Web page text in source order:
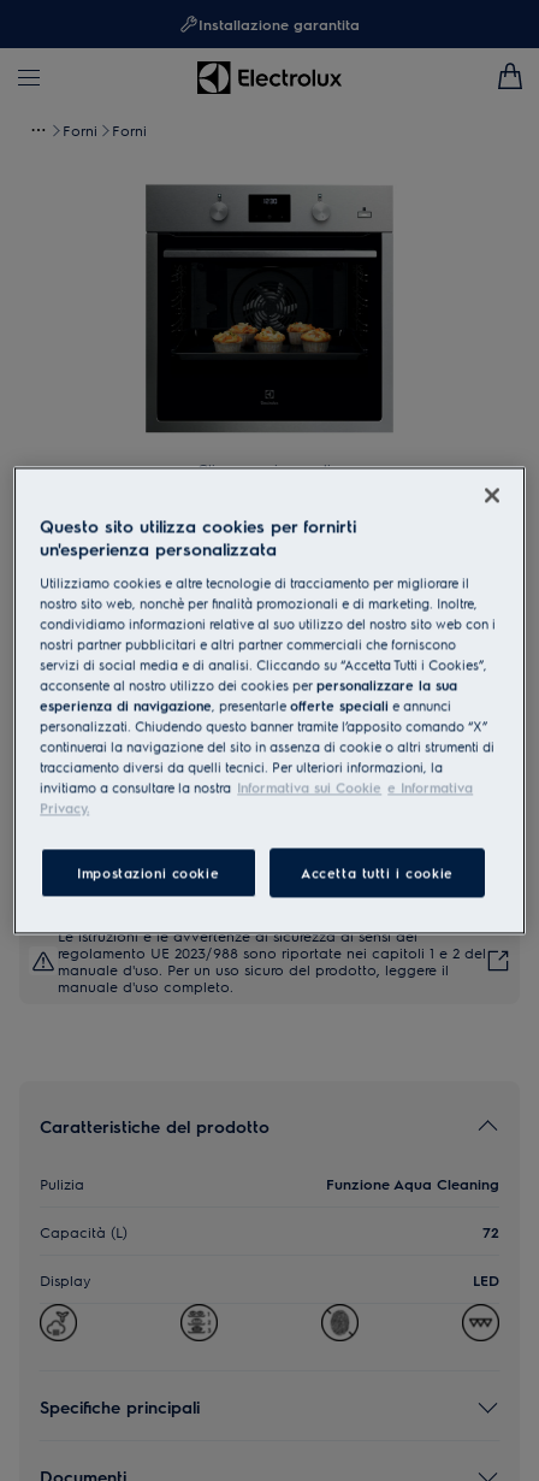
Installazione garantita
Forni Forni
Clicca per ingrandire
KODGS20TX
Forno Multifunzione Serie 500
SurroundCook con SteamBake
4.2 (525)
Documentazione tecnica
Vantaggi
Migliora la cottura con il forno SurroundCook® Serie 500 con
SteamBake
Il forno SteamBake utilizza il vapore per dare ai panificati una crosta
gustosa
Impostazioni precise con il nostro display timer a LED
Le istruzioni e le avvertenze di sicurezza ai sensi del
regolamento UE 2023/988 sono riportate nei capitoli 1 e 2 del
manuale d'uso. Per un uso sicuro del prodotto, leggere il
manuale d'uso completo.
Caratteristiche del prodotto
Pulizia Funzione Aqua Cleaning
Capacità (L) 72
Display LED
Specifiche principali
Documenti
Questo sito utilizza cookies per fornirti
un'esperienza personalizzata
Utilizziamo cookies e altre tecnologie di tracciamento per migliorare il
nostro sito web, nonchè per finalità promozionali e di marketing. Inoltre,
condividiamo informazioni relative al suo utilizzo del nostro sito web con i
nostri partner pubblicitari e altri partner commerciali che forniscono
servizi di social media e di analisi. Cliccando su “Accetta Tutti i Cookies”,
acconsente al nostro utilizzo dei cookies perpersonalizzare la sua
esperienza di navigazione , presentarleofferte speciali e annunci
personalizzati. Chiudendo questo banner tramite l’apposito comando “X”
continuerai la navigazione del sito in assenza di cookie o altri strumenti di
tracciamento diversi da quelli tecnici. Per ulteriori informazioni, la
invitiamo a consultare la nostra Informativa sui Cookie e Informativa
Privacy.
Impostazioni cookie Accetta tutti i cookie